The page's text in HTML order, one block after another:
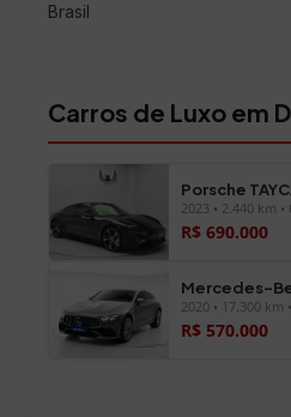
Brasil
Carros de Luxo em
Porsche
2023 • 2.440 km •
R$ 690.000
Mercedes-
2020 • 17.300 km
R$ 570.000